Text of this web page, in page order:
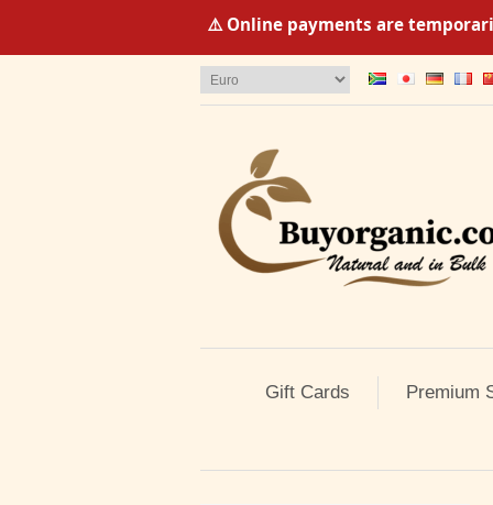
⚠️ Online payments are
Gift Cards Premium